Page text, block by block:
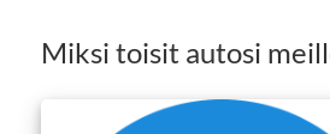
Miksi toisit autosi